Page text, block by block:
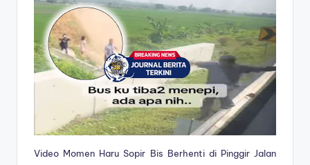
Video Momen Haru Sopir Bis Berhenti di Pinggir Jalan